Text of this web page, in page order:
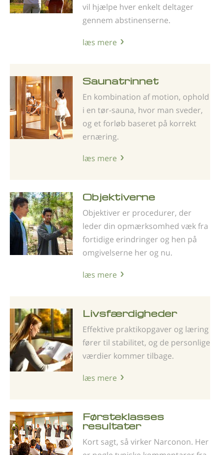
vil hjælpe hver enkelt deltager
gennem abstinenserne.
læs mere
Saunatrinnet
En kombination af motion, ophold
i en tør-sauna, hvor man sveder,
og et forløb baseret på korrekt
ernæring.
læs mere
Objektiverne
Objektiver er procedurer, der
leder din opmærksomhed væk fra
fortidige erindringer og hen på
omgivelserne her og nu.
læs mere
Livsfærdigheder
Effektive praktikopgaver og læring
fører til stabilitet, og de personlige
værdier kommer tilbage.
læs mere
Førsteklasses
resultater
Kort sagt, så virker Narconon. Her